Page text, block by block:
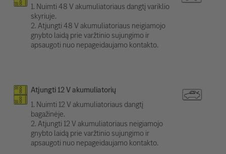
1. Nuimti 48 V akumuliatoriaus dangtį variklio
skyriuje.
2. Atjungti 48 V akumuliatoriaus neigiamojo
gnybto laidą prie varžtinio sujungimo ir
apsaugoti nuo nepageidaujamo kontakto.
Atjungti 12 V akumuliatorių
1. Nuimti 12 V akumuliatoriaus dangtį
bagažinėje.
2. Atjungti 12 V akumuliatoriaus neigiamojo
gnybto laidą prie varžtinio sujungimo ir
apsaugoti nuo nepageidaujamo kontakto.